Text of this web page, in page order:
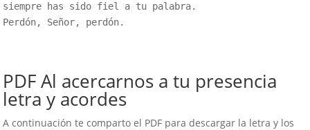
siempre has sido fiel a tu palabra.
Perdón, Señor, perdón.
PDF Al acercarnos a tu presencia
letra y acordes
A continuación te comparto el PDF para descargar la letra y los